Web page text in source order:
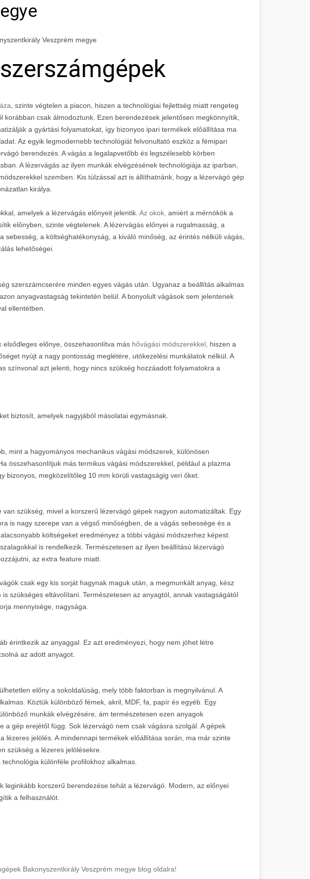
Veszprém megye
, szinte végtelen a piacon, hiszen a technológiai fejlettség miatt rengeteg
korábban csak álmodoztunk. Ezen berendezések jelentősen megkönnyítik,
a gyártási folyamatokat, így bizonyos ipari termékek előállítása ma
Az egyik legmodernebb technológiát felvonultató eszköz a fémipari
berendezés. A vágás a legalapvetőbb és legszélesebb körben
A lézervágás az ilyen munkák elvégzésének technológiája az iparban,
szemben. Kis túlzással azt is állíthatnánk, hogy a lézervágó gép
királya.
amelyek a lézervágás előnyeit jelentik. Az okok, amiért a mérnökök a
előnyben, szinte végtelenek. A lézervágás előnyei a rugalmasság, a
sebesség, a költséghatékonyság, a kiváló minőség, az érintés nélküli vágás,
lehetőségei.
szerszámcserére minden egyes vágás után. Ugyanaz a beállítás alkalmas
anyagvastagság tekintetén belül. A bonyolult vágások sem jelentenek
ellentétben.
elsődleges előnye, összehasonlítva más hővágási módszerekkel, hiszen a
nyújt a nagy pontosság meglétére, utókezelési munkálatok nélkül. A
színvonal azt jelenti, hogy nincs szükség hozzáadott folyamatokra a
biztosít, amelyek nagyjából másolatai egymásnak.
mint a hagyományos mechanikus vágási módszerek, különösen
összehasonlítjuk más termikus vágási módszerekkel, például a plazma
bizonyos, megközelítőleg 10 mm körüli vastagságig veri őket.
van szükség, mivel a korszerű lézervágó gépek nagyon automatizáltak. Egy
is nagy szerepe van a végső minőségben, de a vágás sebessége és a
költségeket eredményez a többi vágási módszerhez képest.
is rendelkezik. Természetesen az ilyen beállítású lézervágó
az extra feature miatt.
csak egy kis sorját hagynak maguk után, a megmunkált anyag, kész
szükséges eltávolítani. Természetesen az anyagtól, annak vastagságától
mennyisége, nagysága.
érintkezik az anyaggal. Ez azt eredményezi, hogy nem jöhet létre
az adott anyagot.
előny a sokoldalúság, mely több faktorban is megnyilvánul. A
Köztük különböző fémek, akril, MDF, fa, papír és egyéb. Egy
munkák elvégzésére, ám természetesen ezen anyagok
a gép erejétől függ. Sok lézervágó nem csak vágásra szolgál. A gépek
lézeres jelölés. A mindennapi termékek előállítása során, ma már szinte
szükség a lézeres jelölésekre.
különféle profilokhoz alkalmas.
leginkább korszerű berendezése tehát a lézervágó. Modern, az előnyei
a felhasználót.
Bakonyszentkirály Veszprém megye blog oldalra!